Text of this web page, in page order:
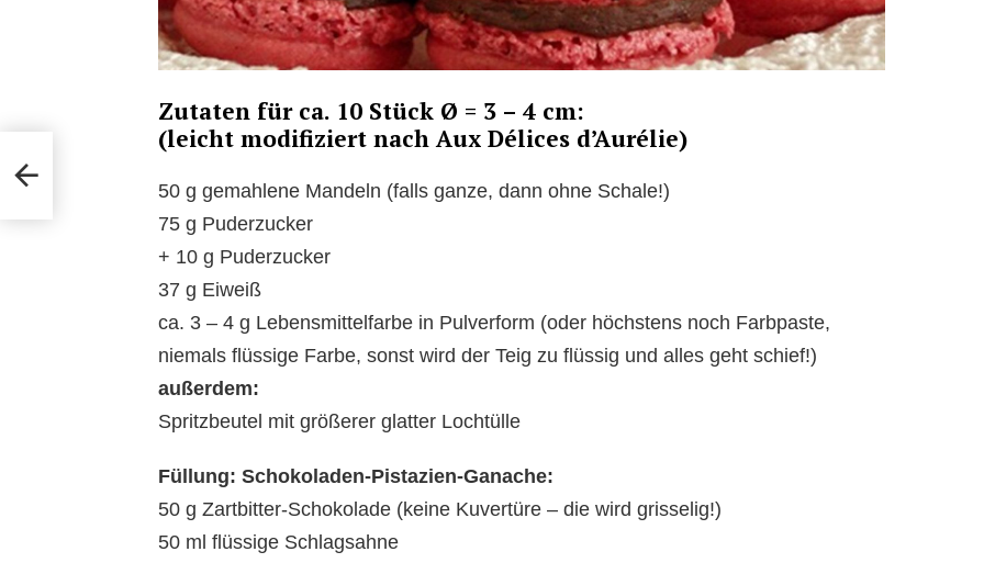
Zutaten für ca. 10 Stück Ø = 3 – 4 cm:
(leicht modifiziert nach Aux Délices d’Aurélie)
50 g gemahlene Mandeln (falls ganze, dann ohne Schale!)
75 g Puderzucker
+ 10 g Puderzucker
37 g Eiweiß
ca. 3 – 4 g Lebensmittelfarbe in Pulverform (oder höchstens noch Farbpaste,
niemals flüssige Farbe, sonst wird der Teig zu flüssig und alles geht schief!)
außerdem:
Spritzbeutel mit größerer glatter Lochtülle
Füllung: Schokoladen-Pistazien-Ganache:
50 g Zartbitter-Schokolade (keine Kuvertüre – die wird grisselig!)
50 ml flüssige Schlagsahne